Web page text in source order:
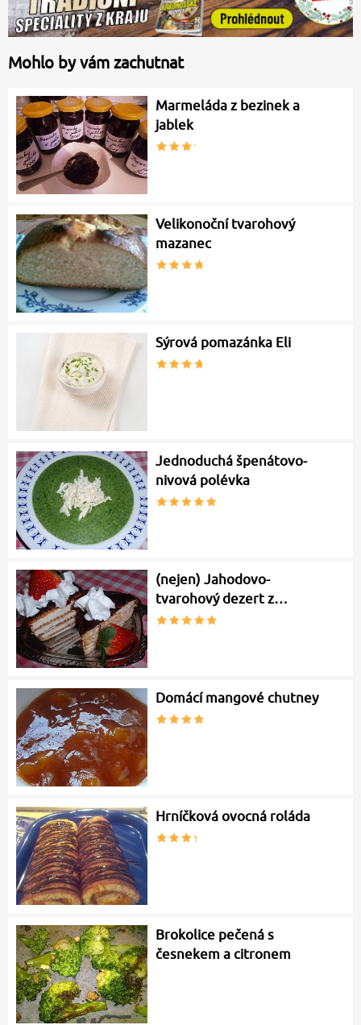
Mohlo by vám zachutnat
Marmeláda z bezinek a
jablek
Velikonoční tvarohový
mazanec
Sýrová pomazánka Eli
Jednoduchá špenátovo-
nivová polévka
(nejen) Jahodovo-
tvarohový dezert z…
Domácí mangové chutney
Hrníčková ovocná roláda
Brokolice pečená s
česnekem a citronem